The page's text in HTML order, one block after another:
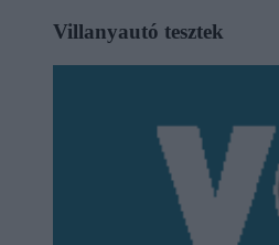
Villanyautó tesztek